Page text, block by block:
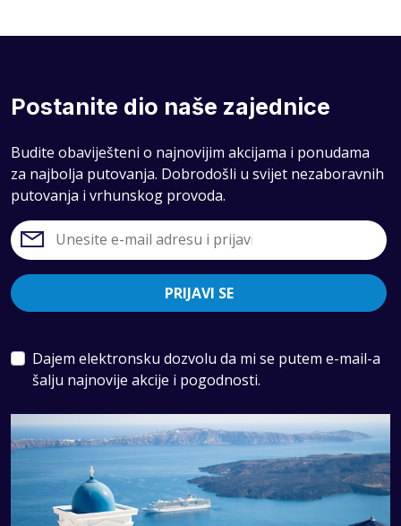
Postanite dio naše zajednice
Budite obaviješteni o najnovijim akcijama i ponudama
za najbolja putovanja. Dobrodošli u svijet nezaboravnih
putovanja i vrhunskog provoda.
PRIJAVI SE
Dajem elektronsku dozvolu da mi se putem e-mail-a
šalju najnovije akcije i pogodnosti.